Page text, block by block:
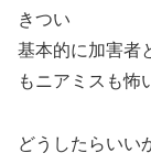
きつい
基本的に加害者
もニアミスも怖
どうしたらいい